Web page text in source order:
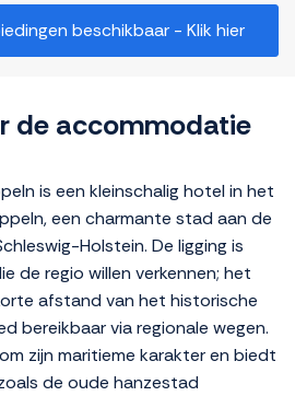
beschikbaar - Klik hier
de accommodatie
is een kleinschalig hotel in het
een charmante stad aan de
Holstein. De ligging is
de regio willen verkennen; het
afstand van het historische
bereikbaar via regionale wegen.
zijn maritieme karakter en biedt
de oude hanzestad